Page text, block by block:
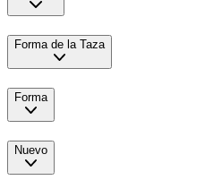
Forma de la Taza
Forma
Nuevo